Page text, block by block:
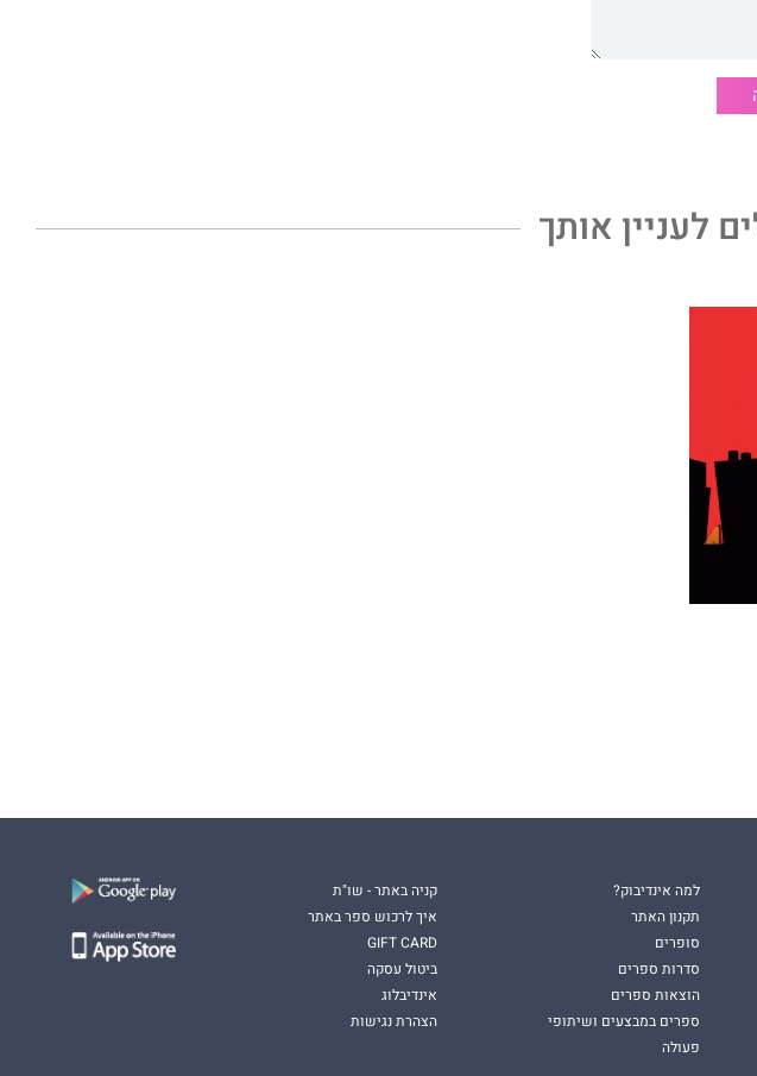
לעניין אותך
למה אינדיבוק?
תקנון האתר
סופרים
סדרות ספרים
הוצאות ספרים
ספרים במבצעים ושיתופי
פעולה
קניה באתר - שו"ת
איך לרכוש ספר באתר
GIFT CARD
ביטול עסקה
אינדיבלוג
הצהרת נגישות